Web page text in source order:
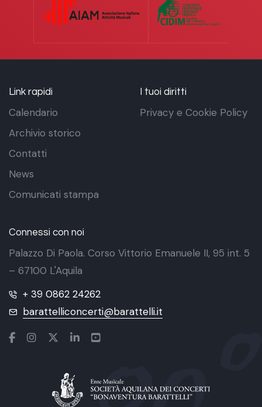
Link rapidi
Calendario
Archivio storico
Contatti
News
Comunicati stampa
I tuoi diritti
Privacy e Cookie Policy
Connessi con noi
Palazzo Di Paola. Corso Vittorio Emanuele II, 95 int. 5
– 67100 L'Aquila
+ 39 0862 24262
barattelliconcerti@barattelli.it